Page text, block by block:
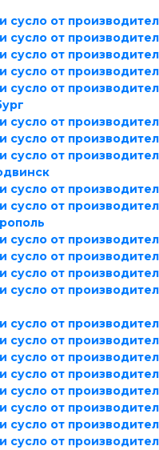
сусло от
сусло от
сусло от
сусло от
сусло от
сусло от
сусло от
сусло от
сусло от
сусло от
сусло от
сусло от
сусло от
сусло от
сусло от
сусло от
сусло от
сусло от
сусло от
сусло от
сусло от
сусло от